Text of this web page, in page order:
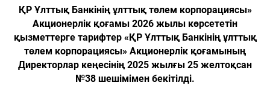
ҚР Ұлттық Банкінің ұлттық төлем корпорациясы»
Акционерлік қоғамы 2026 жылы көрсететін
қызметтерге тарифтер «ҚР Ұлттық Банкінің ұлттық
төлем корпорациясы» Акционерлік қоғамының
Директорлар кеңесінің 2025 жылғы 25 желтоқсан
№38 шешімімен бекітілді.